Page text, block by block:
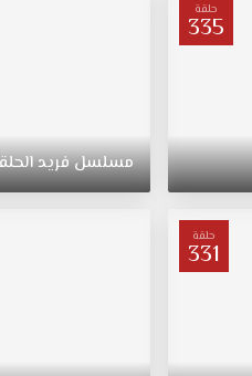
حلقة
335
مسلسلفريد
حلقة
331